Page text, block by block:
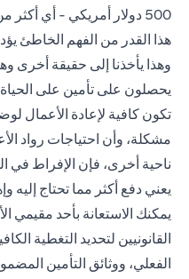
500 دولار أمريكي - أي أكثر من 3 أضعاف التكلفة الفعلية.
هذا القدر من الفهم الخاطئ
وهذا يأخذنا إلى حقيقة أخرى
يحصلون على تأمين على
تكون كافية لإعادة الأعمال
مشكلة، وأن احتياجات رواد
ناحية أخرى، فإن الإفراط في
يعني دفع أكثر مما تحتاج إليه
يمكنك الاستعانة بأحد مقيمي
القانونيين لتحديد التغطية
الفعلي، ووثائق التأمين